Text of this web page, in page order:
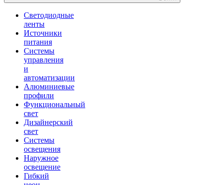
Светодиодные
ленты
Источники
питания
Системы
управления
и
автоматизации
Алюминиевые
профили
Функциональный
свет
Дизайнерский
свет
Системы
освещения
Наружное
освещение
Гибкий